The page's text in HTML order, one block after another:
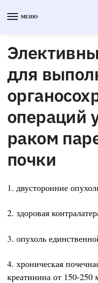
МЕНЮ
для
операций
раком
почки
1. двусторонние
2. здоровая
3. опухоль
4. хроническая
креатинина от 150-250